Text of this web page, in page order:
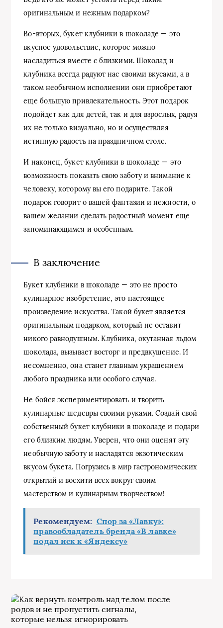
оригинальным и нежным подарком?
Во-вторых, букет клубники в шоколаде — это
вкусное удовольствие, которое можно
насладиться вместе с близкими. Шоколад и
клубника всегда радуют нас своими вкусами, а в
таком необычном исполнении они приобретают
еще большую привлекательность. Этот подарок
подойдет как для детей, так и для взрослых, радуя
их не только визуально, но и осуществляя
истинную радость на праздничном столе.
И наконец, букет клубники в шоколаде — это
возможность показать свою заботу и внимание к
человеку, которому вы его подарите. Такой
подарок говорит о вашей фантазии и нежности, о
вашем желании сделать радостный момент еще
запоминающимся и особенным.
В заключение
Букет клубники в шоколаде — это не просто
кулинарное изобретение, это настоящее
произведение искусства. Такой букет является
оригинальным подарком, который не оставит
никого равнодушным. Клубника, окутанная льдом
шоколада, вызывает восторг и предвкушение. И
несомненно, она станет главным украшением
любого праздника или особого случая.
Не бойся экспериментировать и творить
кулинарные шедевры своими руками. Создай свой
собственный букет клубники в шоколаде и подари
его близким людям. Уверен, что они оценят эту
необычную заботу и насладятся экзотическим
вкусом букета. Погрузись в мир гастрономических
открытий и восхити всех вокруг своим
мастерством и кулинарным творчеством!
Рекомендуем: Спор за «Лавку»:
правообладатель бренда «В лавке»
подал иск к «Яндексу»